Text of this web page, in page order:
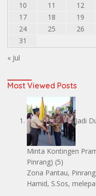
10
11 12
17
18 19
24
25 26
31
« Jul
Most Viewed Posts
Jadi
Minta Kontingen
Pinrang) (5)
Zona Pantau,
Hamid, S.Sos,